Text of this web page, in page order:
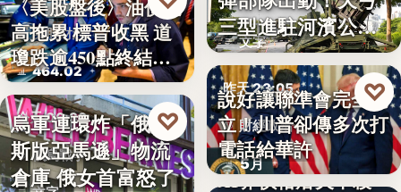
美股財經
464.02
〈美股盤後〉油價走
高拖累 標普收黑 道
瓊跌逾450點終結…
今天 06:30
俄烏戰爭
烏軍連環炸「俄羅
斯版亞馬遜」物流
倉庫 俄女首富怒了
♡
軍事演習
文字
三型進駐河濱公
園 實地探…
昨天 23:05
財經政治
5月
說好讓聯準會完全獨
立！川普卻傳多次打
電話給華許
♡
AI界價格屠夫不殺